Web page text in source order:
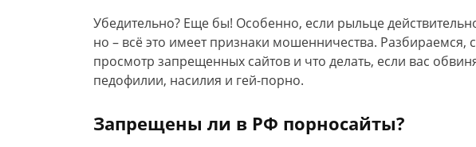
Убедительно? Еще бы! Особенно, если рыльце
но – всё это имеет признаки мошенничества. Разбираемся,
просмотр запрещенных сайтов и что делать, если вас
педофилии, насилия и гей-порно.
Запрещены ли в РФ порносайты?